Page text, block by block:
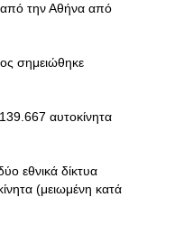
από την Αθήνα από
σημειώθηκε
αυτοκίνητα
εθνικά δίκτυα
(μειωμένη κατά